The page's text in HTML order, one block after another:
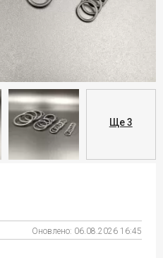
Ще 3
Оновлено: 06.08.2026 16:45